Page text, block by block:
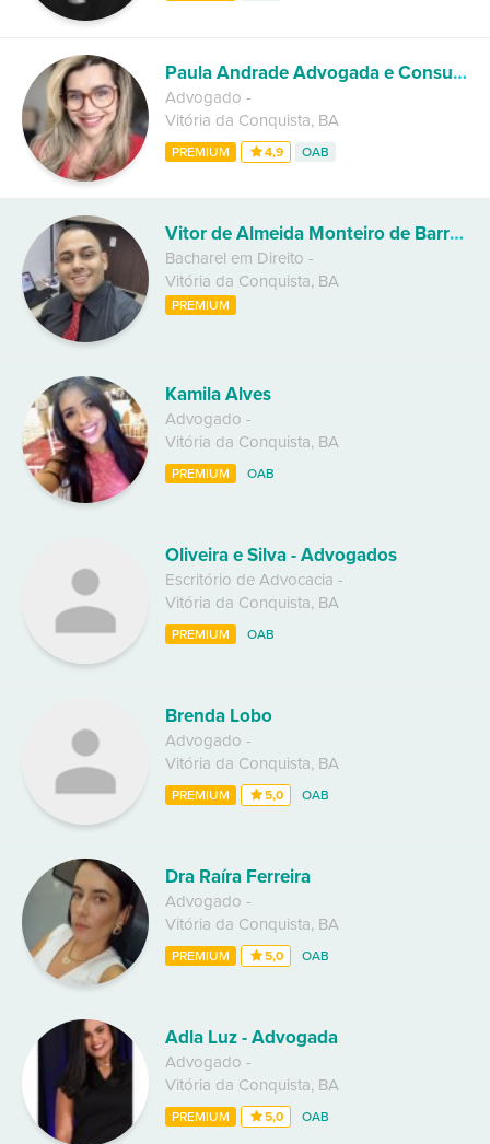
Paula Andrade Advogada e Consultora Jurídica
Advogado -
Vitória da Conquista, BA
PREMIUM 4,9 OAB
Vitor de Almeida Monteiro de Barros
Bacharel em Direito -
Vitória da Conquista, BA
PREMIUM
Kamila Alves
Advogado -
Vitória da Conquista, BA
PREMIUM OAB
Oliveira e Silva - Advogados
Escritório de Advocacia -
Vitória da Conquista, BA
PREMIUM OAB
Brenda Lobo
Advogado -
Vitória da Conquista, BA
PREMIUM 5,0 OAB
Dra Raíra Ferreira
Advogado -
Vitória da Conquista, BA
PREMIUM 5,0 OAB
Adla Luz - Advogada
Advogado -
Vitória da Conquista, BA
PREMIUM 5,0 OAB